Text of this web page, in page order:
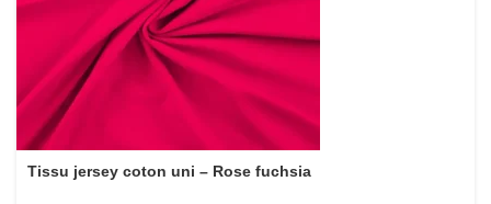
Tissu jersey coton uni – Rose fuchsia